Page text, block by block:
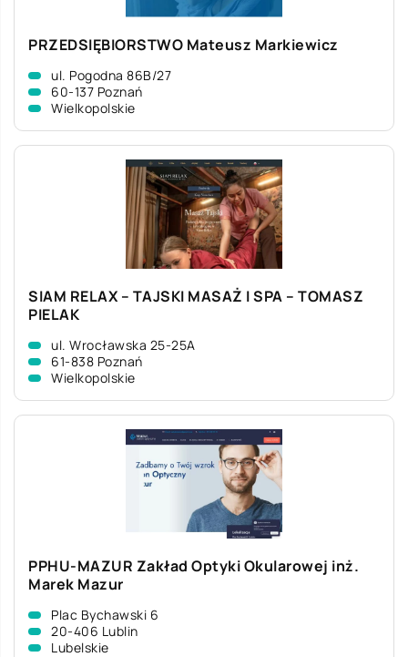
PRZEDSIĘBIORSTWO Mateusz Markiewicz
ul. Pogodna 86B/27
60-137 Poznań
Wielkopolskie
SIAM RELAX – TAJSKI MASAŻ I SPA – TOMASZ
PIELAK
ul. Wrocławska 25-25A
61-838 Poznań
Wielkopolskie
PPHU-MAZUR Zakład Optyki Okularowej inż.
Marek Mazur
Plac Bychawski 6
20-406 Lublin
Lubelskie